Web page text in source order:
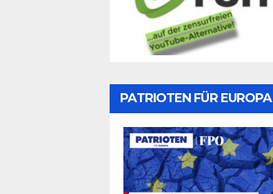
PATRIOTEN FÜR EUROPA